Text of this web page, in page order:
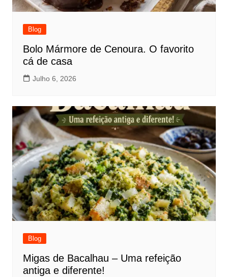
Blog
Bolo Mármore de Cenoura. O favorito
cá de casa
Julho 6, 2026
Blog
Migas de Bacalhau – Uma refeição
antiga e diferente!